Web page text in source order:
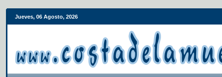
Jueves, 06 Agosto, 2026